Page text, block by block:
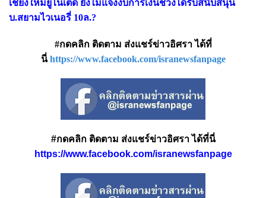
เชียงใหม่ยูไนเต็ด ยังไม่แจ้งงบการเงินช่วงได้รับสนับสนุน
บ.สยามไวเนอรี่ 10ล.?
#กดคลิก ติดตาม ส่งแชร์ข่าวอิศรา ได้ที่
นี่ https://www.facebook.com/isranewsfanpage
#กดคลิก ติดตาม ส่งแชร์ข่าวอิศรา ได้ที่นี่
https://www.facebook.com/isranewsfanpage